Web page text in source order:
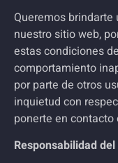
Queremos
nuestro sitio web,
estas condiciones
comportamiento
por parte de otros
inquietud con
ponerte en
Responsabilidad